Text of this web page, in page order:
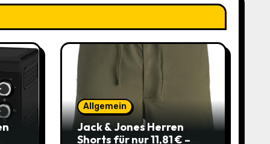
Allgemein
Jack & Jones Herren
Shorts für nur 11,81 € –